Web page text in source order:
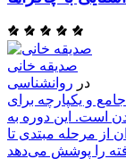
صدیقه خانی
در روانشناسی
و یکپارچه برای
است. این دوره به
از مرحله مبتدی تا
را پوشش می‌دهد